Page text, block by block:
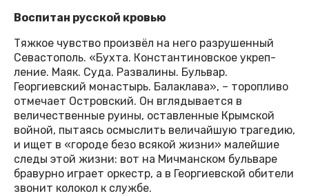
Воспитан русской кровью
Тяжкое чувство произвёл на него разрушенный
Севастополь. «Бухта. Константиновское укреп-
ление. Маяк. Суда. Развалины. Бульвар.
Георгиевский монастырь. Балаклава», – торопливо
отмечает Островский. Он вглядывается в
величественные руины, оставленные Крымской
войной, пытаясь осмыслить величайшую трагедию,
и ищет в «городе безо всякой жизни» малейшие
следы этой жизни: вот на Мичманском бульваре
бравурно играет оркестр, а в Георгиевской обители
звонит колокол к службе.